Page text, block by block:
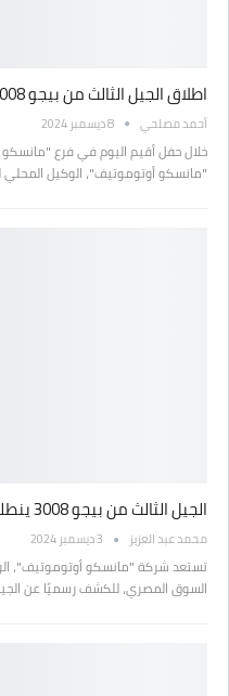
اطلاق الجيل الثالث من بيجو 3008 موديل 2025 في مصر
أحمد مصلحي 8 ديسمبر 2024
خلال حفل أقيم اليوم في فرع "مانسكو
"مانسكو أوتوموتيف"، الوكيل المحلي
الجيل الثالث من بيجو 3008 ينطلق خلال أيام في السوق المصري
محمد عبد العزيز 3 ديسمبر 2024
تستعد شركة "مانسكو أوتوموتيف"،
السوق المصري، للكشف رسميًا عن